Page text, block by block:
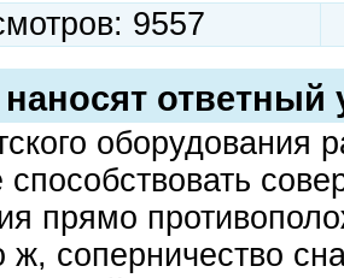
9557
ответный
оборудования
прямо
соперничество